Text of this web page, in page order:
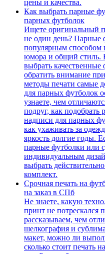
цены и качества.
Как выбрать парные
парных футболок
Ищете оригинальный
не один день? Парные
популярным способом
юмора и общий стиль.
выбрать
обратить внимание
методы печати самые
для парных футболок
узнаете, чем
подруг, как подобрать
надписи для парных
как ухаживать за
яркость долгие годы.
парные футболки или
индивидуальным
выбрать
комплект.
Срочная печать на
на заказ в СПб
Не знаете, какую
принт не потрескался
рассказываем, чем
шелкография и
макет, можно ли
сколько стоит печать